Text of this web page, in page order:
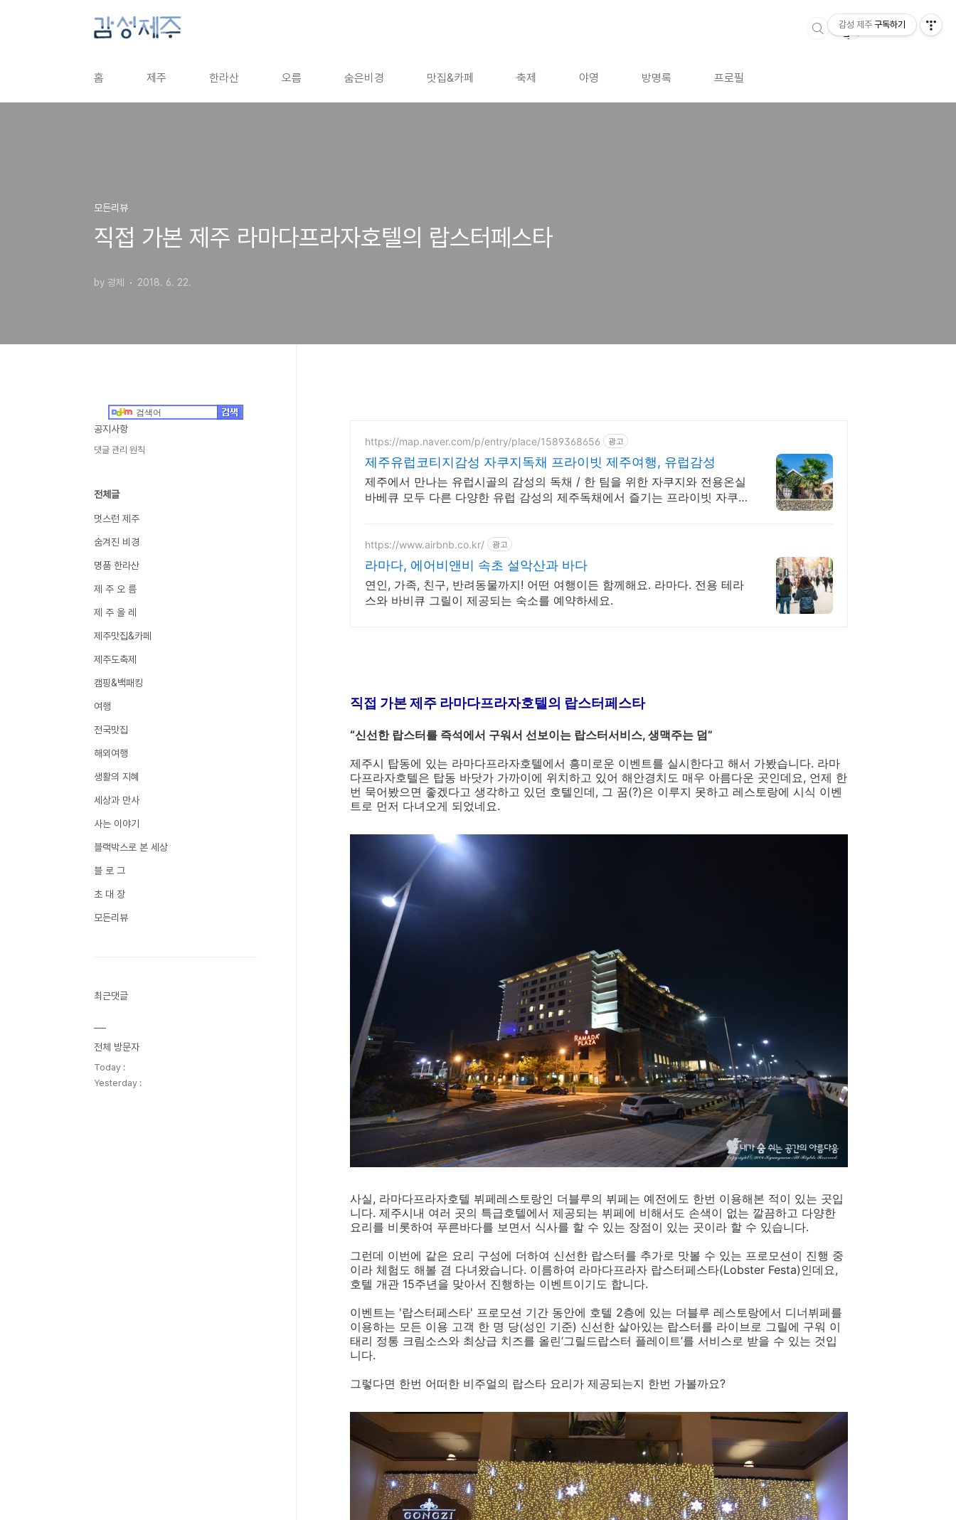
홈 제주 한라산 오름 숨은비경 맛집&카페 축제 야영 방명록 프로필
모든리뷰
직접 가본 제주 라마다프라자호텔의 랍스터페스타
by 광제 2018. 6. 22.
https://map.naver.com/p/entry/place/1589368656 광고
제주유럽코티지감성 자쿠지독채 프라이빗 제주여행, 유럽감성
제주에서 만나는 유럽시골의 감성의 독채 / 한 팀을 위한 자쿠지와 전용온실
바베큐 모두 다른 다양한 유럽 감성의 제주독채에서 즐기는 프라이빗 자쿠
https://www.airbnb.co.kr/ 광고
라마다, 에어비앤비 속초 설악산과 바다
연인, 가족, 친구, 반려동물까지! 어떤 여행이든 함께해요. 라마다. 전용 테라
스와 바비큐 그릴이 제공되는 숙소를 예약하세요.
직접 가본 제주 라마다프라자호텔의 랍스터페스타
“신선한 랍스터를 즉석에서 구워서 선보이는 랍스터서비스, 생맥주는 덤”
제주시 탑동에 있는 라마다프라자호텔에서 흥미로운 이벤트를 실시한다고 해서 가봤습니다. 라마
다프라자호텔은 탑동 바닷가 가까이에 위치하고 있어 해안경치도 매우 아름다운 곳인데요, 언제 한
번 묵어봤으면 좋겠다고 생각하고 있던 호텔인데, 그 꿈(?)은 이루지 못하고 레스토랑에 시식 이벤
트로 먼저 다녀오게 되었네요.
사실, 라마다프라자호텔 뷔페레스토랑인 더블루의 뷔페는 예전에도 한번 이용해본 적이 있는 곳입
니다. 제주시내 여러 곳의 특급호텔에서 제공되는 뷔페에 비해서도 손색이 없는 깔끔하고 다양한
요리를 비롯하여 푸른바다를 보면서 식사를 할 수 있는 장점이 있는 곳이라 할 수 있습니다.
그런데 이번에 같은 요리 구성에 더하여 신선한 랍스터를 추가로 맛볼 수 있는 프로모션이 진행 중
이라 체험도 해볼 겸 다녀왔습니다. 이름하여 라마다프라자 랍스터페스타(Lobster Festa)인데요,
호텔 개관 15주년을 맞아서 진행하는 이벤트이기도 합니다.
이벤트는 '랍스터페스타' 프로모션 기간 동안에 호텔 2층에 있는 더블루 레스토랑에서 디너뷔페를
이용하는 모든 이용 고객 한 명 당(성인 기준) 신선한 살아있는 랍스터를 라이브로 그릴에 구워 이
태리 정통 크림소스와 최상급 치즈를 올린‘그릴드랍스터 플레이트’를 서비스로 받을 수 있는 것입
니다.
그렇다면 한번 어떠한 비주얼의 랍스타 요리가 제공되는지 한번 가볼까요?
공지사항
댓글 관리 원칙
전체글
멋스런 제주
숨겨진 비경
명품 한라산
제 주 오 름
제 주 올 레
제주맛집&카페
제주도축제
캠핑&백패킹
여행
전국맛집
해외여행
생활의 지혜
세상과 만사
사는 이야기
블랙박스로 본 세상
블 로 그
초 대 장
모든리뷰
최근댓글
전체 방문자
Today :
Yesterday :
감성 제주 구독하기